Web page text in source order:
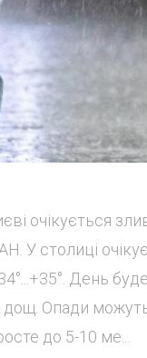
очікується
У столиці
День
Опади
до 5-10 ме...